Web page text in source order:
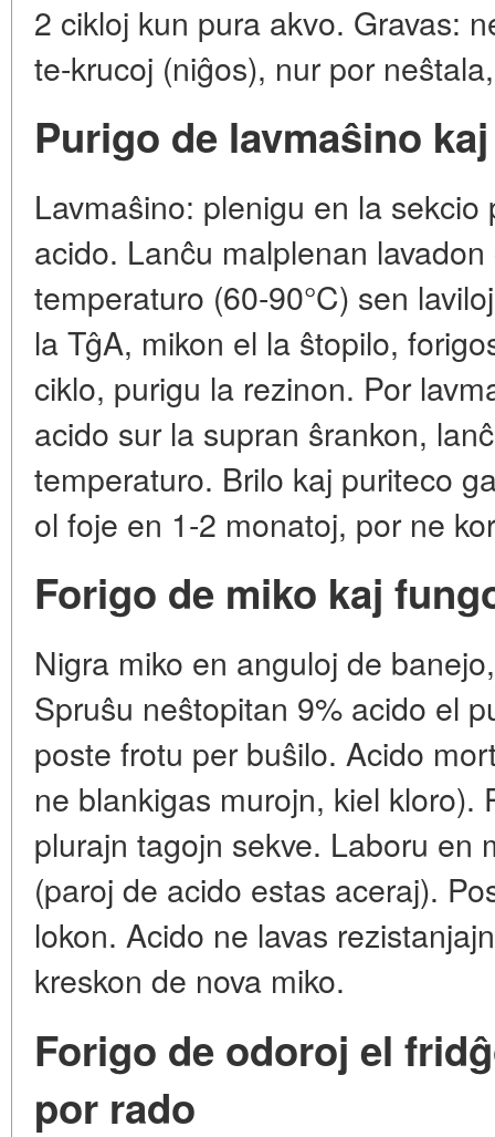
2 cikloj kun pura akvo. Gravas:
te-krucoj (niĝos), nur por
Purigo de lavmaŝino
Lavmaŝino: plenigu en la
acido. Lanĉu malplenan
temperaturo (60-90°C) sen
la TĝA, mikon el la ŝtopilo,
ciklo, purigu la rezinon. Por
acido sur la supran ŝrankon,
temperaturo. Brilo kaj puriteco
ol foje en 1-2 monatoj, por ne
Forigo de miko kaj
Nigra miko en anguloj de
Spruŝu neŝtopitan 9% acido el
poste frotu per buŝilo. Acido
ne blankigas murojn, kiel kloro).
plurajn tagojn sekve. Laboru en
(paroj de acido estas aceraj).
lokon. Acido ne lavas
kreskon de nova miko.
Forigo de odoroj el
por rado